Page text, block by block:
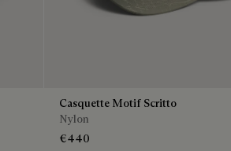
Casquette Motif Scritto
Nylon
€440